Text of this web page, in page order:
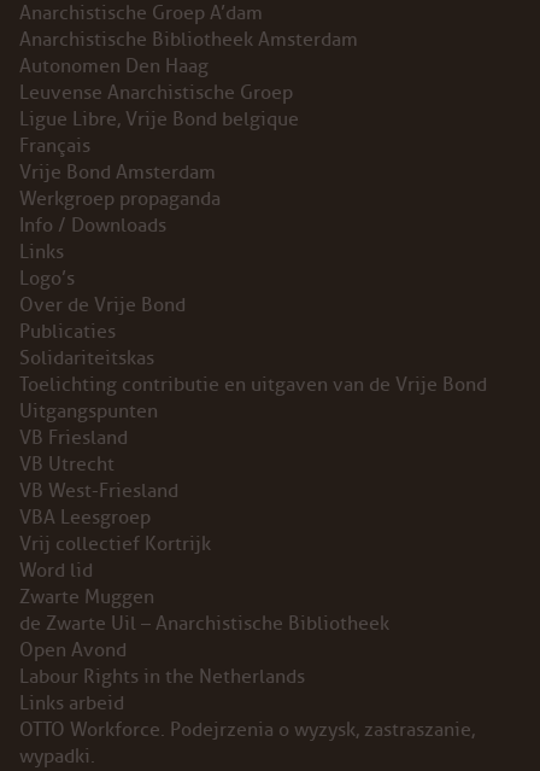
FREE ASSOCIATION
Anarchistische Groep A’dam
Anarchistische Bibliotheek Amsterdam
Autonomen Den Haag
Leuvense Anarchistische Groep
Ligue Libre, Vrije Bond belgique
Français
Vrije Bond Amsterdam
Werkgroep propaganda
Info / Downloads
Links
Logo’s
Over de Vrije Bond
Publicaties
Solidariteitskas
Toelichting contributie en uitgaven van de Vrije Bond
Uitgangspunten
VB Friesland
VB Utrecht
VB West-Friesland
VBA Leesgroep
Vrij collectief Kortrijk
Word lid
Zwarte Muggen
de Zwarte Uil – Anarchistische Bibliotheek
Open Avond
Labour Rights in the Netherlands
Links arbeid
OTTO Workforce. Podejrzenia o wyzysk, zastraszanie,
wypadki.